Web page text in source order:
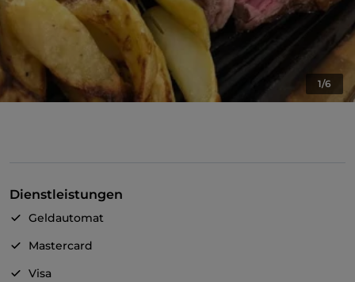
1/6
Dienstleistungen
Geldautomat
Mastercard
Visa